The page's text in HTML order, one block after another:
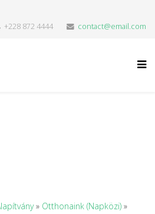
+228 872 4444 contact@email.com
» Otthonaink (Napközi) »